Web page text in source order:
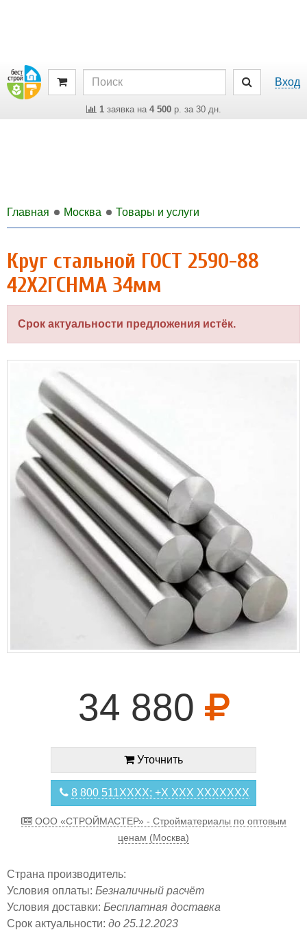
Вход
1заявка на 4 500р. за 30 дн.
Главная Москва Товары и услуги
Круг стальной ГОСТ 2590-88
42Х2ГСНМА 34мм
Срок актуальности предложения истёк.
34 880
Уточнить
8 800 511XXXX; +X XXX XXXXXXX
ООО «СТРОЙМАСТЕР» - Стройматериалы по оптовым
ценам (Москва)
Страна производитель:
Условия оплаты: Безналичный расчёт
Условия доставки: Бесплатная доставка
Срок актуальности: до 25.12.2023